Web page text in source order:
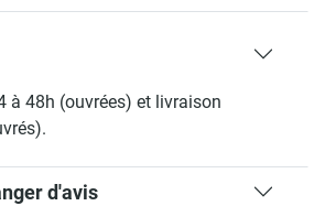
à 48h (ouvrées) et livraison
d'avis